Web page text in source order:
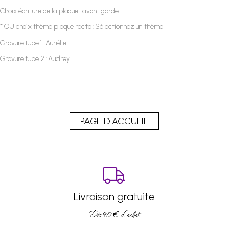
Choix écriture de la plaque : avant garde
* OU choix thème plaque recto : Sélectionnez un thème
Gravure tube 1 : Aurélie
Gravure tube 2 : Audrey
Livraison gratuite
Dés 90 € d’achat